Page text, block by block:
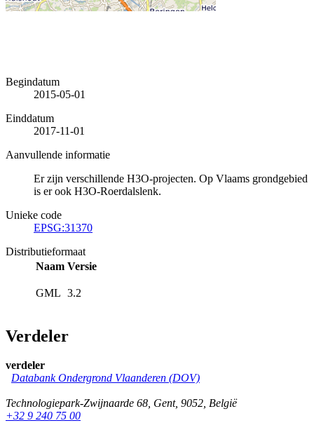
Begindatum
2015-05-01
Einddatum
2017-11-01
Aanvullende informatie
Er zijn verschillende H3O-projecten. Op Vlaams grondgebied
is er ook H3O-Roerdalslenk.
Unieke code
EPSG:31370
Distributieformaat
Naam Versie
GML 3.2
Verdeler
verdeler
Databank Ondergrond Vlaanderen (DOV)
Technologiepark-Zwijnaarde 68, Gent, 9052, België
+32 9 240 75 00